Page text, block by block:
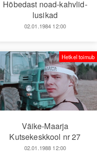
Hõbedast noad-kahvlid-
lusikad
02.01.1984 12:00
Väike-Maarja
Kutsekeskkool nr 27
02.01.1988 12:00
Hetkel toimub